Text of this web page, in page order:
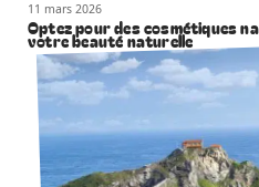
11 mars 2026
Optez pour des cosmétiques
votre beauté naturelle